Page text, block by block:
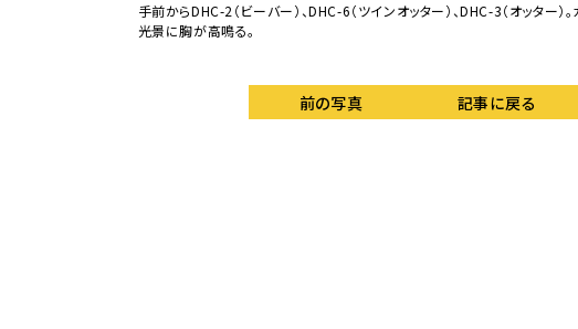
手前からDHC-2（ビーバー）、DHC-6（ツインオッター）、DHC-3（オッター
光景に胸が高鳴る。
前の写真 記事に戻る